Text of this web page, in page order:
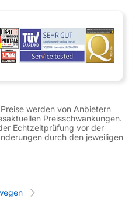
werden von Anbietern
Preisschwankungen.
Echtzeitprüfung vor der
durch den jeweiligen